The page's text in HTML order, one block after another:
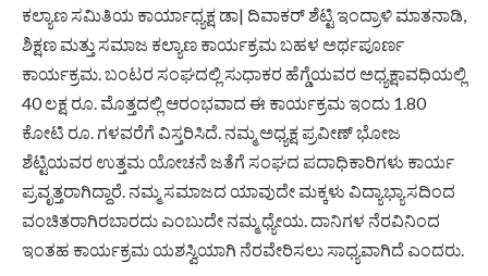
ಕಲ್ಯಾಣ ಸಮಿತಿಯ ಕಾರ್ಯಾಧ್ಯಕ್ಷ ಡಾ| ದಿವಾಕರ್ ಶೆಟ್ಟಿ ಇಂದ್ರಾಳಿ ಮಾತನಾಡಿ,
ಶಿಕ್ಷಣ ಮತ್ತು ಸಮಾಜ ಕಲ್ಯಾಣ ಕಾರ್ಯಕ್ರಮ ಬಹಳ ಅರ್ಥಪೂರ್ಣ
ಕಾರ್ಯಕ್ರಮ. ಬಂಟರ ಸಂಘದಲ್ಲಿ ಸುಧಾಕರ ಹೆಗ್ಡೆಯವರ ಅಧ್ಯಕ್ಷಾವಧಿಯಲ್ಲಿ
40 ಲಕ್ಷ ರೂ. ಮೊತ್ತದಲ್ಲಿ ಆರಂಭವಾದ ಈ ಕಾರ್ಯಕ್ರಮ ಇಂದು 1.80
ಕೋಟಿ ರೂ. ಗಳವರೆಗೆ ವಿಸ್ತರಿಸಿದೆ. ನಮ್ಮ ಅಧ್ಯಕ್ಷ ಪ್ರವೀಣ್ ಭೋಜ
ಶೆಟ್ಟಿಯವರ ಉತ್ತಮ ಯೋಚನೆ ಜತೆಗೆ ಸಂಘದ ಪದಾಧಿಕಾರಿಗಳು ಕಾರ್ಯ
ಪ್ರವೃತ್ತರಾಗಿದ್ದಾರೆ. ನಮ್ಮ ಸಮಾಜದ ಯಾವುದೇ ಮಕ್ಕಳು ವಿದ್ಯಾಭ್ಯಾಸದಿಂದ
ವಂಚಿತರಾಗಿರಬಾರದು ಎಂಬುದೇ ನಮ್ಮ ಧ್ಯೇಯ. ದಾನಿಗಳ ನೆರವಿನಿಂದ
ಇಂತಹ ಕಾರ್ಯಕ್ರಮ ಯಶಸ್ವಿಯಾಗಿ ನೆರವೇರಿಸಲು ಸಾಧ್ಯವಾಗಿದೆ ಎಂದರು.